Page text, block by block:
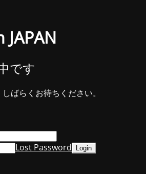
です
ばらくお待ちください。
Lost Password